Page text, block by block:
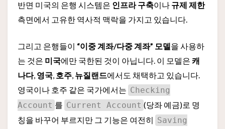
반면 미국의 은행 시스템은 인프라 구축이나 규제 제한
측면에서 고유한 역사적 맥락을 가지고 있습니다.
그리고 은행들이 “이중 계좌/다중 계좌” 모델을 사용하
는 것은 미국에만 국한된 것이 아닙니다. 이 모델은 캐
나다, 영국, 호주, 뉴질랜드에서도 채택하고 있습니다.
영국이나 호주 같은 국가에서는 Checking
Account 를 Current Account (당좌 예금)로 명
칭을 바꾸어 부르지만 그 기능은 여전히 Saving